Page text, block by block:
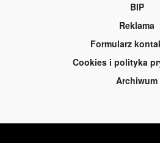
BIP
Reklama
Formularz
Cookies i polityka
Archiwum